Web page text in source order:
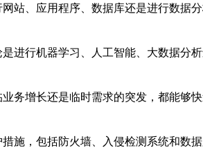
站、应用程序、数据库还是进行数据
进行机器学习、人工智能、大数据分
务增长还是临时需求的突发，都能够
施，包括防火墙、入侵检测系统和数